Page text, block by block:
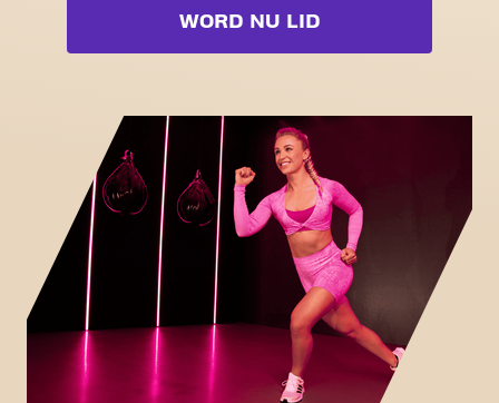
Box
Volledige lijst bekijken
Stretch zone
Virtual cycling
Rondleiding
WORD NU LID